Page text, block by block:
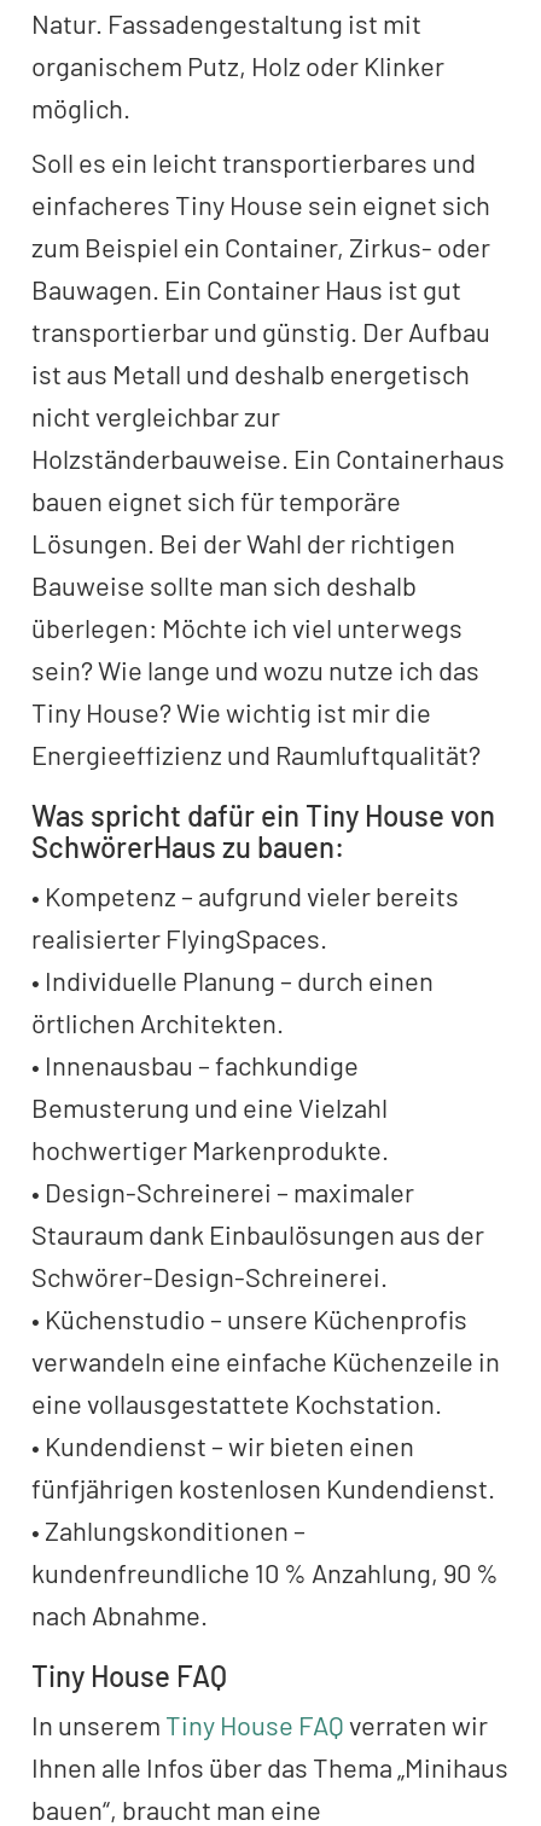
Natur. Fassadengestaltung ist mit
organischem Putz, Holz oder Klinker
möglich.
Soll es ein leicht transportierbares und
einfacheres Tiny House sein eignet sich
zum Beispiel ein Container, Zirkus- oder
Bauwagen. Ein Container Haus ist gut
transportierbar und günstig. Der Aufbau
ist aus Metall und deshalb energetisch
nicht vergleichbar zur
Holzständerbauweise. Ein Containerhaus
bauen eignet sich für temporäre
Lösungen. Bei der Wahl der richtigen
Bauweise sollte man sich deshalb
überlegen: Möchte ich viel unterwegs
sein? Wie lange und wozu nutze ich das
Tiny House? Wie wichtig ist mir die
Energieeffizienz und Raumluftqualität?
Was spricht dafür ein Tiny House von
SchwörerHaus zu bauen:
• Kompetenz – aufgrund vieler bereits
realisierter FlyingSpaces.
• Individuelle Planung – durch einen
örtlichen Architekten.
• Innenausbau – fachkundige
Bemusterung und eine Vielzahl
hochwertiger Markenprodukte.
• Design-Schreinerei – maximaler
Stauraum dank Einbaulösungen aus der
Schwörer-Design-Schreinerei.
• Küchenstudio – unsere Küchenprofis
verwandeln eine einfache Küchenzeile in
eine vollausgestattete Kochstation.
• Kundendienst – wir bieten einen
fünfjährigen kostenlosen Kundendienst.
• Zahlungskonditionen –
kundenfreundliche 10 % Anzahlung, 90 %
nach Abnahme.
Tiny House FAQ
In unserem Tiny House FAQverraten wir
Ihnen alle Infos über das Thema „Minihaus
bauen“, braucht man eine